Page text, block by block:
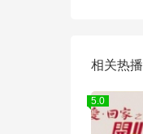
相关热播
5.0